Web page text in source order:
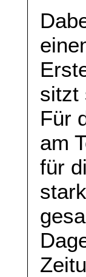
sitzt
Für
am
für